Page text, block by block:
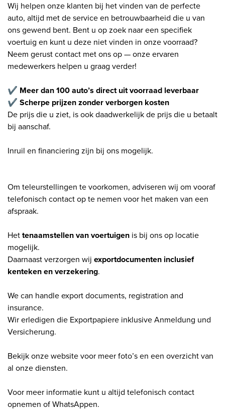
Wij helpen onze klanten bij het vinden van de perfecte
auto, altijd met de service en betrouwbaarheid die u van
ons gewend bent. Bent u op zoek naar een specifiek
voertuig en kunt u deze niet vinden in onze voorraad?
Neem gerust contact met ons op — onze ervaren
medewerkers helpen u graag verder!
✔ Meer dan 100 auto’s direct uit voorraad leverbaar
✔ Scherpe prijzen zonder verborgen kosten
De prijs die u ziet, is ook daadwerkelijk de prijs die u betaalt
bij aanschaf.
Inruil en financiering zijn bij ons mogelijk.
Om teleurstellingen te voorkomen, adviseren wij om vooraf
telefonisch contact op te nemen voor het maken van een
afspraak.
Hettenaamstellen van voertuigen is bij ons op locatie
mogelijk.
Daarnaast verzorgen wij exportdocumenten inclusief
kenteken en verzekering.
We can handle export documents, registration and
insurance.
Wir erledigen die Exportpapiere inklusive Anmeldung und
Versicherung.
Bekijk onze website voor meer foto’s en een overzicht van
al onze diensten.
Voor meer informatie kunt u altijd telefonisch contact
opnemen of WhatsAppen.